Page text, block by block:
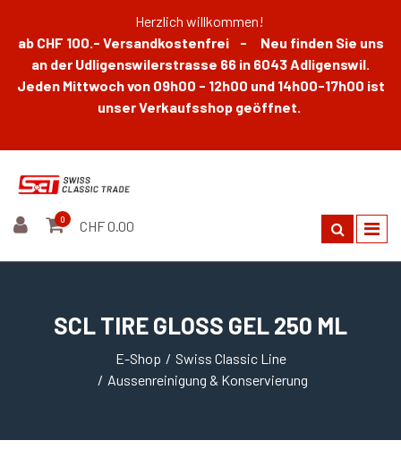
Herzlich willkommen!
ab CHF 100.- Versandkostenfrei - Neu finden Sie uns
an der Udligenswilerstrasse 66 in 6043 Adligenswil.
Jeden Mittwoch von 09h00 - 12h00 und 14h00-17h00 ist
unser Verkaufsshop geöffnet.
0 CHF 0.00
SCL TIRE GLOSS GEL 250 ML
E-Shop
Swiss Classic Line
Aussenreinigung & Konservierung